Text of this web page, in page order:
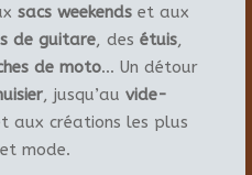
sacs weekends et aux
de guitare, des étuis,
de moto… Un détour
, jusqu’au vide-
aux créations les plus
mode.